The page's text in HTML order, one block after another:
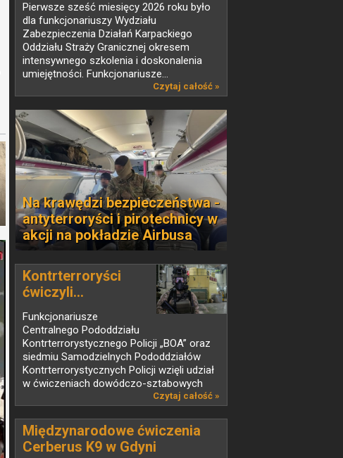
Pierwsze sześć miesięcy 2026 roku było
dla funkcjonariuszy Wydziału
Zabezpieczenia Działań Karpackiego
Oddziału Straży Granicznej okresem
intensywnego szkolenia i doskonalenia
umiejętności. Funkcjonariusze...
Czytaj całość »
Na krawędzi bezpieczeństwa -
antyterroryści i pirotechnicy w
akcji na pokładzie Airbusa
Kontrterroryści
ćwiczyli...
Funkcjonariusze
Centralnego Pododdziału
Kontrterrorystycznego Policji „BOA” oraz
siedmiu Samodzielnych Pododdziałów
Kontrterrorystycznych Policji wzięli udział
w ćwiczeniach dowódczo-sztabowych
Czytaj całość »
Międzynarodowe ćwiczenia
Cerberus K9 w Gdyni